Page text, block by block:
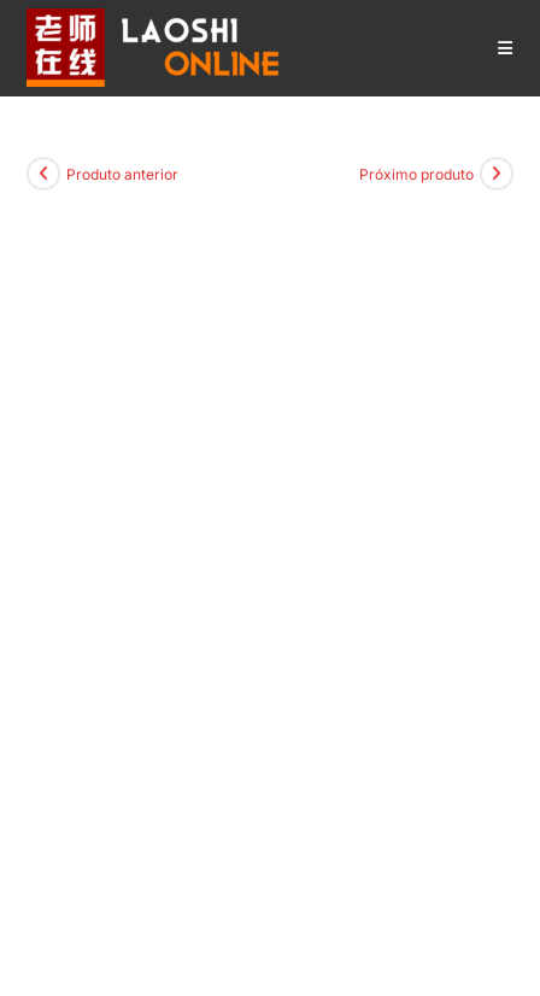
Produto anterior Próximo produto